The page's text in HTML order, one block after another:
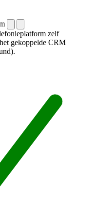
zelf
gekoppelde CRM